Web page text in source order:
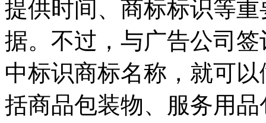
提供时间、商标标识等
据。不过，与广告公司
中标识商标名称，就可
括商品包装物、服务用